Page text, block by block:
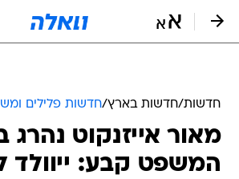
חדשות/חדשות בארץ/חדשות פלילים
מאור אייזנקוט נהרג
המשפט קבע: ייוולד